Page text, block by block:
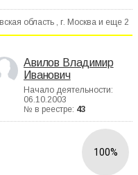
область , г. Москва и еще 2
Авилов Владимир
Иванович
Начало деятельности:
06.10.2003
№ в реестре: 43
100%